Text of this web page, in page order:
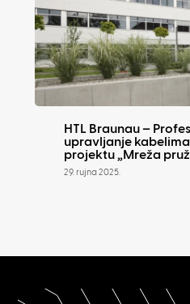
HTL Braunau –
upravljanje
projektu „Mreža
29. rujna 2025.